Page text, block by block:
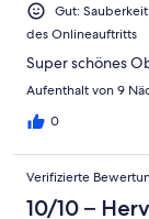
Gut:
des Onlineauftritts
Super schönes
Aufenthalt von 9
0
Verifizierte
10/10 –